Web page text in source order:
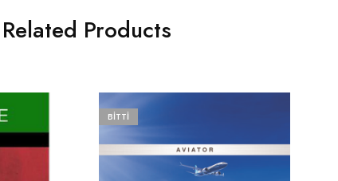
Related Products
BITTI